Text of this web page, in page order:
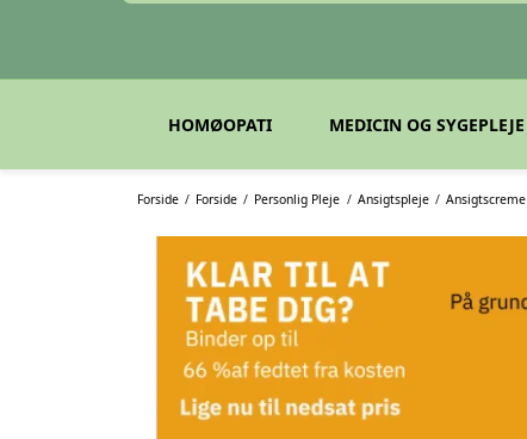
HOMØOPATI MEDICIN OG SYGEPLEJE
Forside / Forside / Personlig Pleje / Ansigtspleje / Ansigtscreme